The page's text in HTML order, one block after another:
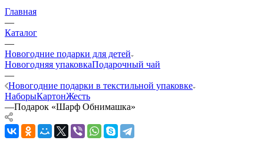
Главная
—
Каталог
—
Новогодние подарки для детей
Новогодняя упаковкаПодарочный чай
—
Новогодние подарки в текстильной упаковке
НаборыКартонЖесть
—Подарок «Шарф Обнимашка»